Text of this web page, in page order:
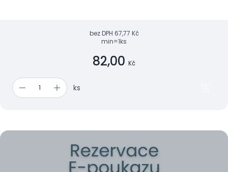
bez DPH 67,77 Kč
min=1ks
82,00 Kč
ks